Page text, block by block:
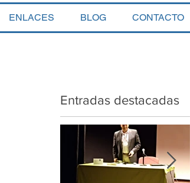
Entradas destacadas
ENLACES BLOG CONTACTO